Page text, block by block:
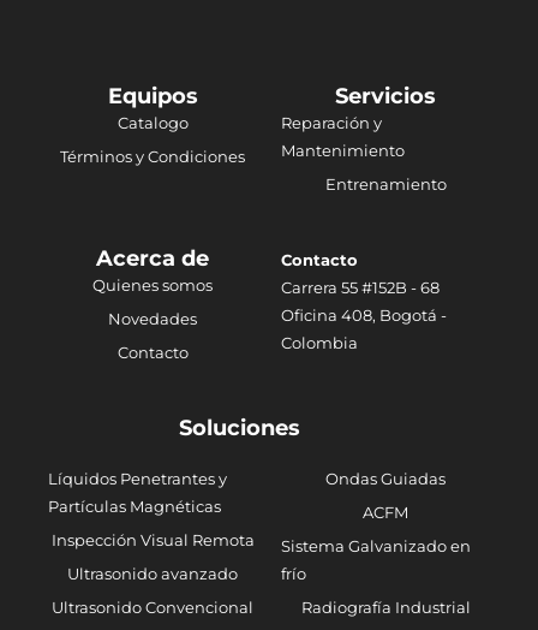
Equipos
Catalogo
Términos y Condiciones
Servicios
Reparación y
Mantenimiento
Entrenamiento
Acerca de
Quienes somos
Novedades
Contacto
Contacto
Carrera 55 #152B - 68
Oficina 408, Bogotá -
Colombia
Soluciones
Líquidos Penetrantes y
Partículas Magnéticas
Inspección Visual Remota
Ultrasonido avanzado
Ultrasonido Convencional
Ondas Guiadas
ACFM
Sistema Galvanizado en
frío
Radiografía Industrial